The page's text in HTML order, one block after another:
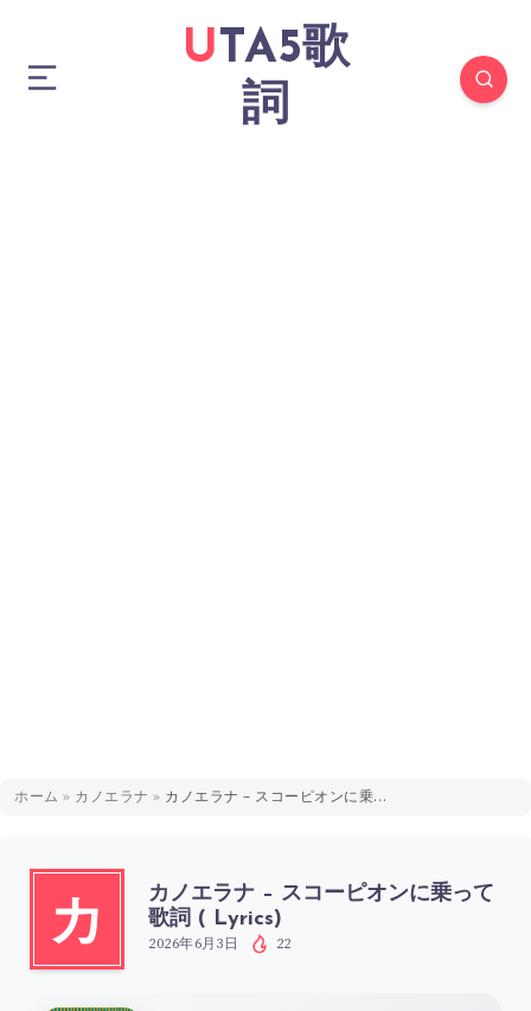
UTA5歌
詞
ホーム » カノエラナ » カノエラナ – スコーピオンに乗って 歌詞 ( Lyrics)
カ
カノエラナ – スコーピオンに乗って
歌詞 ( Lyrics)
2026年6月3日 22